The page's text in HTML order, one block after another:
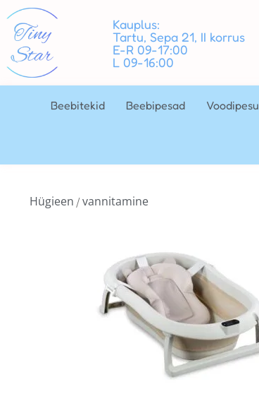
Kauplus:
Tartu, Sepa 21, II korrus
E-R 09-17:00
L 09-16:00
Beebitekid Beebipesad Voodipesu
Hügieen /vannitamine